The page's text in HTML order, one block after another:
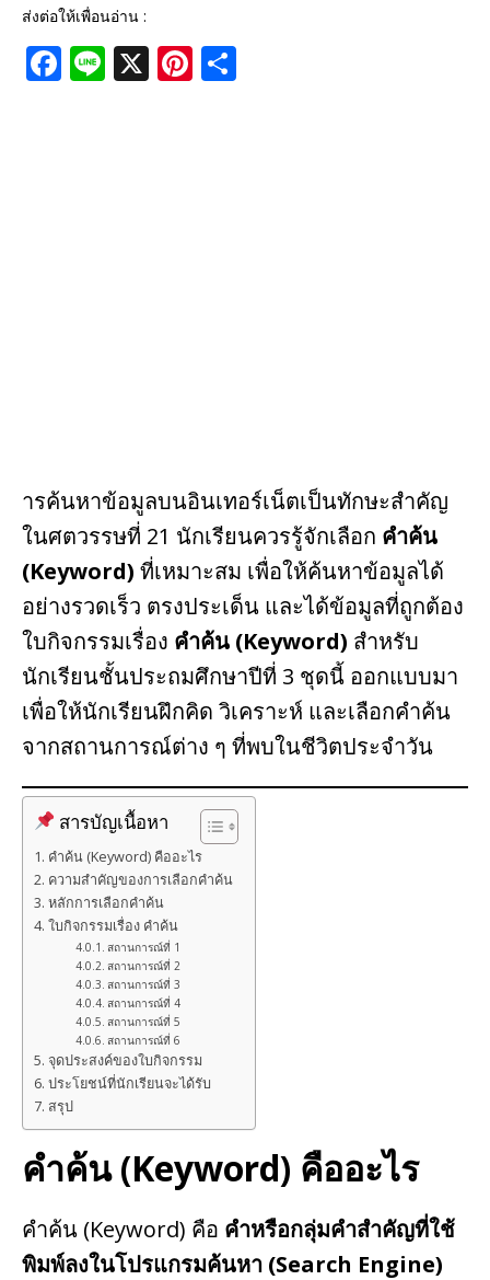
ส่งต่อให้เพื่อนอ่าน :
F Li X Pi
ารค้นหาข้อมูลบนอินเทอร์เน็ตเป็นทักษะสำคัญ
ในศตวรรษที่ 21 นักเรียนควรรู้จักเลือก คำค้น
(Keyword) ที่เหมาะสม เพื่อให้ค้นหาข้อมูลได้
อย่างรวดเร็ว ตรงประเด็น และได้ข้อมูลที่ถูกต้อง
ใบกิจกรรมเรื่อง คำค้น (Keyword) สำหรับ
นักเรียนชั้นประถมศึกษาปีที่ 3 ชุดนี้ ออกแบบมา
เพื่อให้นักเรียนฝึกคิด วิเคราะห์ และเลือกคำค้น
จากสถานการณ์ต่าง ๆ ที่พบในชีวิตประจำวัน
สารบัญเนื้อหา
คำค้น (Keyword) คืออะไร
ความสำคัญของการเลือกคำค้น
หลักการเลือกคำค้น
ใบกิจกรรมเรื่อง คำค้น
สถานการณ์ที่ 1
สถานการณ์ที่ 2
สถานการณ์ที่ 3
สถานการณ์ที่ 4
สถานการณ์ที่ 5
สถานการณ์ที่ 6
จุดประสงค์ของใบกิจกรรม
ประโยชน์ที่นักเรียนจะได้รับ
สรุป
คำค้น (Keyword) คืออะไร
คำค้น (Keyword) คือ คำหรือกลุ่มคำสำคัญที่ใช้
พิมพ์ลงในโปรแกรมค้นหา (Search Engine)